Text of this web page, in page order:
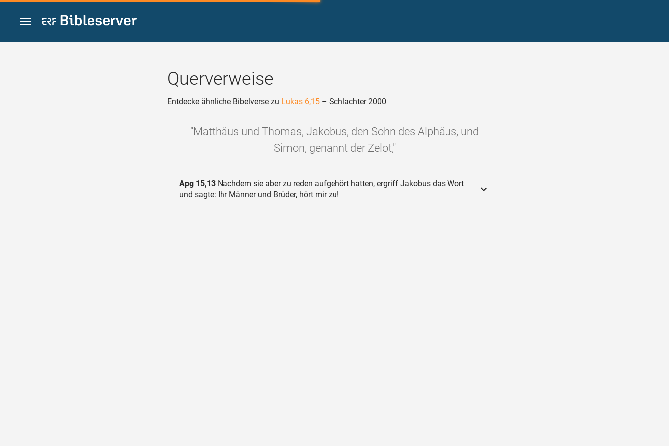
Zum Inhalt springen
Querverweise
Entdecke ähnliche Bibelverse zu Lukas 6,15 – Schlachter 2000
"Matthäus und Thomas, Jakobus, den Sohn des Alphäus, und
Simon, genannt der Zelot,"
Apg 15,13 Nachdem sie aber zu reden aufgehört hatten, ergriff Jakobus das Wort
und sagte: Ihr Männer und Brüder, hört mir zu!